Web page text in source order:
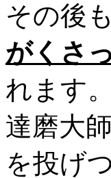
その後
がくさ
れます。
達磨大
を投げ